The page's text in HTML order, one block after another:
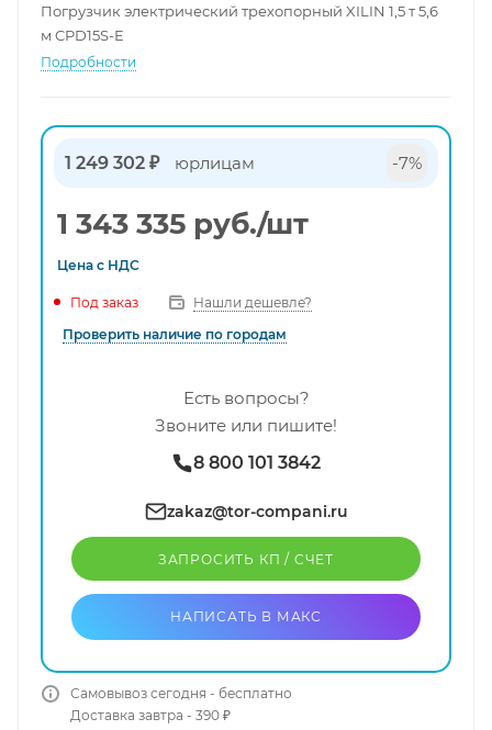
Погрузчик электрический трехопорный XILIN 1,5 т 5,6
м CPD15S-E
Подробности
1 249 302 ₽ юрлицам -7%
1 343 335 руб./шт
Цена с НДС
Под заказ
Нашли дешевле?
Проверить наличие по городам
Есть вопросы?
Звоните или пишите!
8 800 101 3842
zakaz@tor-compani.ru
ЗАПРОСИТЬ КП / CЧЕТ
НАПИСАТЬ В МАКС
Самовывоз сегодня - бесплатно
Доставка завтра - 390 ₽